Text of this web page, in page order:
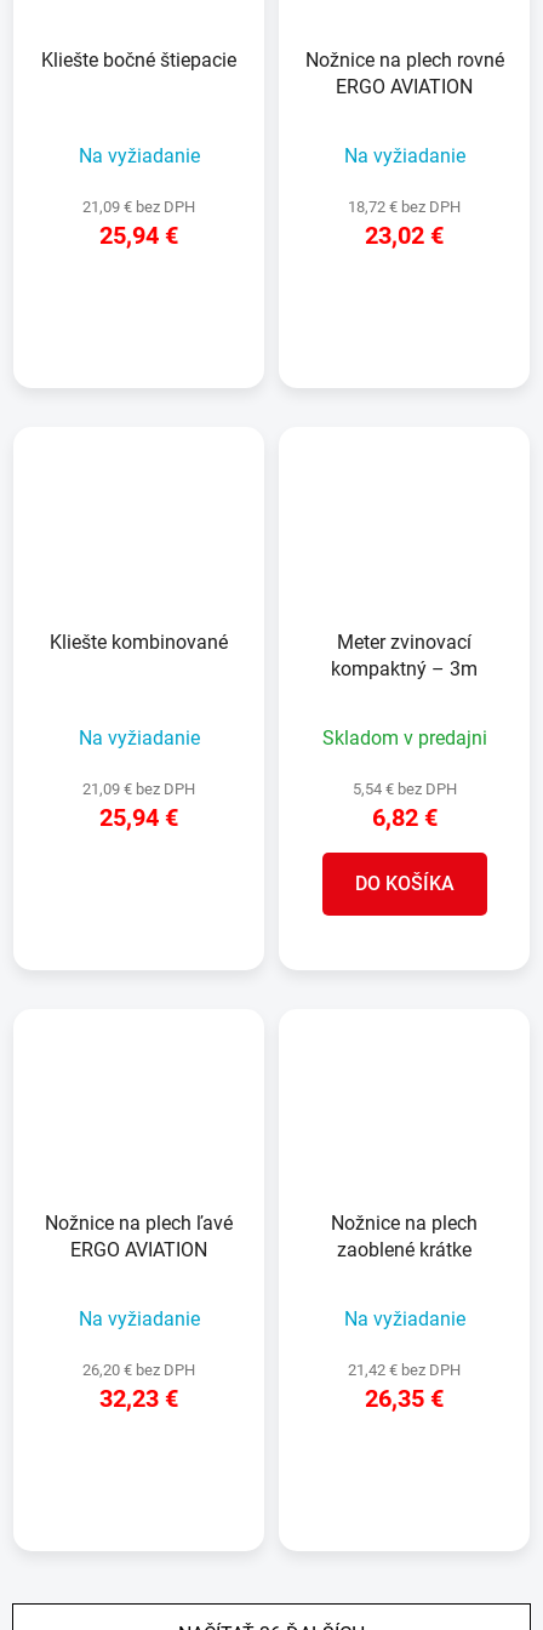
Kliešte bočné štiepacie
Na vyžiadanie
21,09 € bez DPH
25,94 €
Nožnice na plech rovné
ERGO AVIATION
Na vyžiadanie
18,72 € bez DPH
23,02 €
Kliešte kombinované
Na vyžiadanie
21,09 € bez DPH
25,94 €
Meter zvinovací
kompaktný – 3m
Skladom v predajni
5,54 € bez DPH
6,82 €
DO KOŠÍKA
Nožnice na plech ľavé
ERGO AVIATION
Na vyžiadanie
26,20 € bez DPH
32,23 €
Nožnice na plech
zaoblené krátke
Na vyžiadanie
21,42 € bez DPH
26,35 €